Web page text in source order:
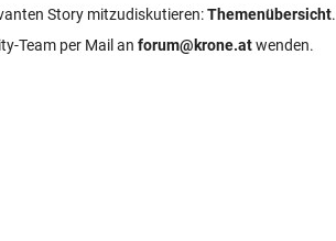
Story mitzudiskutieren:Themenübersicht.
Team per Mail an forum@krone.atwenden.